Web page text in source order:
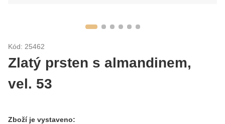
Kód: 25462
Zlatý prsten s almandinem,
vel. 53
Zboží je vystaveno: